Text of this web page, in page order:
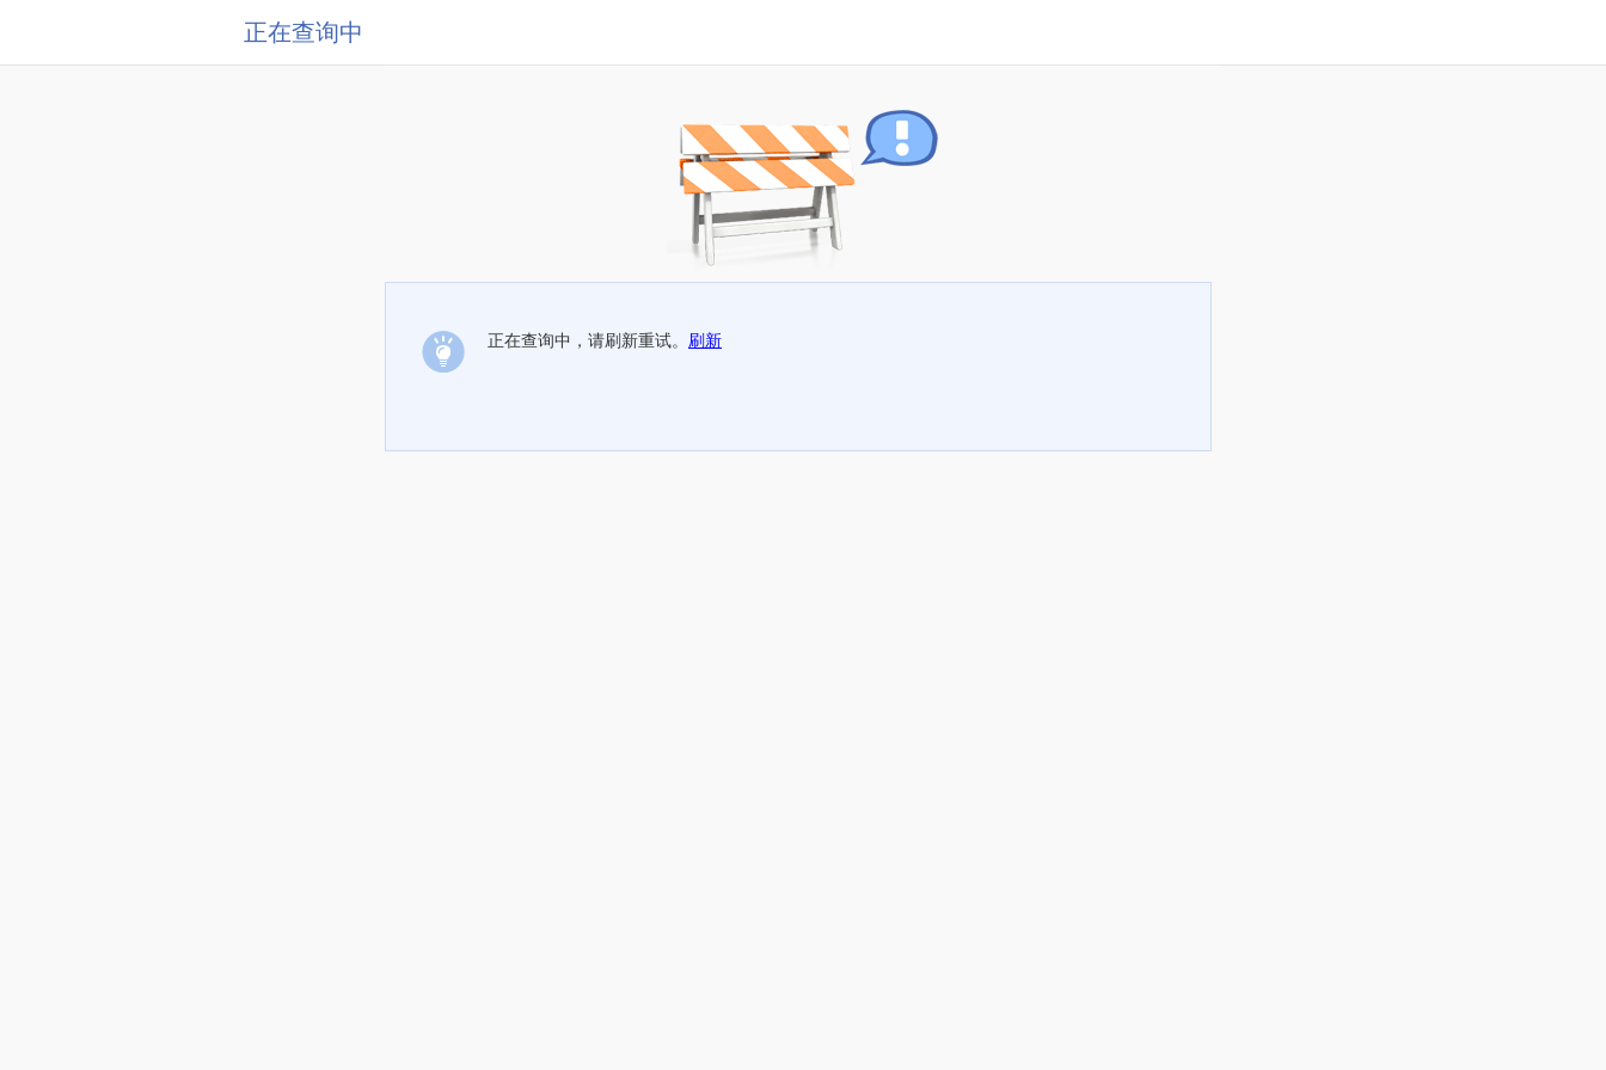
正在查询中
正在查询中，请刷新重试。 刷新